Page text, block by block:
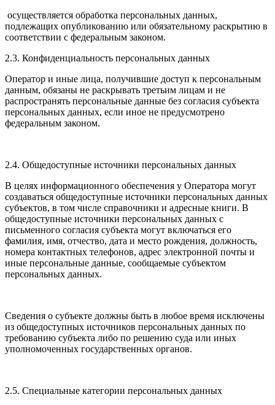
осуществляется обработка персональных данных,
подлежащих опубликованию или обязательному раскрытию в
соответствии с федеральным законом.
2.3. Конфиденциальность персональных данных
Оператор и иные лица, получившие доступ к персональным
данным, обязаны не раскрывать третьим лицам и не
распространять персональные данные без согласия субъекта
персональных данных, если иное не предусмотрено
федеральным законом.
2.4. Общедоступные источники персональных данных
В целях информационного обеспечения у Оператора могут
создаваться общедоступные источники персональных данных
субъектов, в том числе справочники и адресные книги. В
общедоступные источники персональных данных с
письменного согласия субъекта могут включаться его
фамилия, имя, отчество, дата и место рождения, должность,
номера контактных телефонов, адрес электронной почты и
иные персональные данные, сообщаемые субъектом
персональных данных.
Сведения о субъекте должны быть в любое время исключены
из общедоступных источников персональных данных по
требованию субъекта либо по решению суда или иных
уполномоченных государственных органов.
2.5. Специальные категории персональных данных